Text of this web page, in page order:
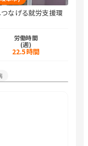
なげる就労支援環
労働時間
(週)
22.5時間